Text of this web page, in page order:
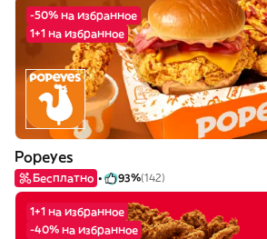
-50% на избранное
1+1 на избранное
Popeyes
Бесплатно 93%(142)
1+1 на избранное
-40% на избранное